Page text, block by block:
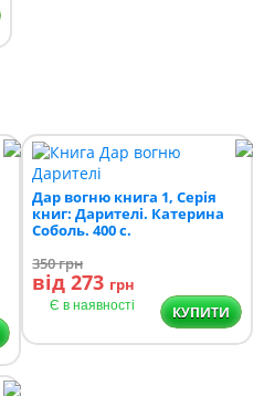
Дар вогню книга 1, Серія
книг: Дарителі. Катерина
Соболь. 400 с.
350грн
від 273 грн
Є в наявності КУПИТИ